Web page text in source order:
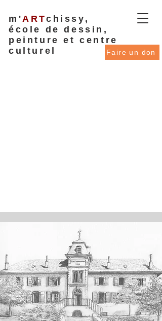
m'ARTchissy,
école de dessin,
peinture et centre
culturel
Faire un don